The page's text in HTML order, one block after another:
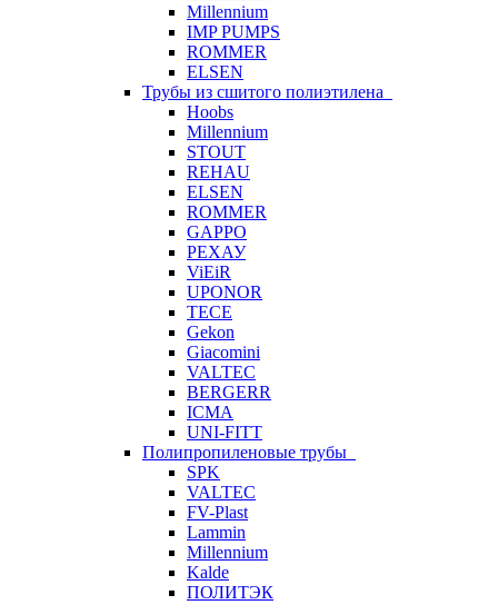
Millennium
IMP PUMPS
ROMMER
ELSEN
Трубы из сшитого полиэтилена
Hoobs
Millennium
STOUT
REHAU
ELSEN
ROMMER
GAPPO
РЕХАУ
ViEiR
UPONOR
TECE
Gekon
Giacomini
VALTEC
BERGERR
ICMA
UNI-FITT
Полипропиленовые трубы
SPK
VALTEC
FV-Plast
Lammin
Millennium
Kalde
ПОЛИТЭК